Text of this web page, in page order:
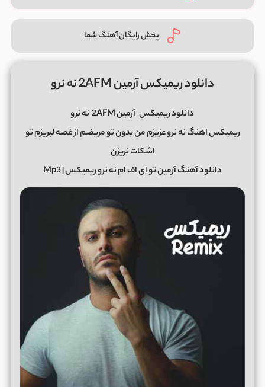
پخش رایگان آهنگ شما
دانلود ریمیکس آرمین 2AFM نه نرو
دانلود ریمیکس آرمین 2AFM
نه نرو
ریمیکس اهنگ نه نرو عزیزم من بدون تو مریضم از غصه لبریزم تو
اشکات نریزن
دانلود آهنگ آرمین تو ای اف ام نه نرو ریمیکس | Mp3